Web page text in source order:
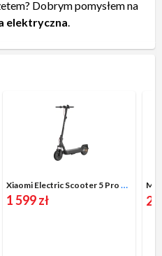
Dobrym pomysłem na
elektryczna.
Xiaomi Electric Scooter 5 Pro 400W 60km 10" Czarny
1 599 zł 2